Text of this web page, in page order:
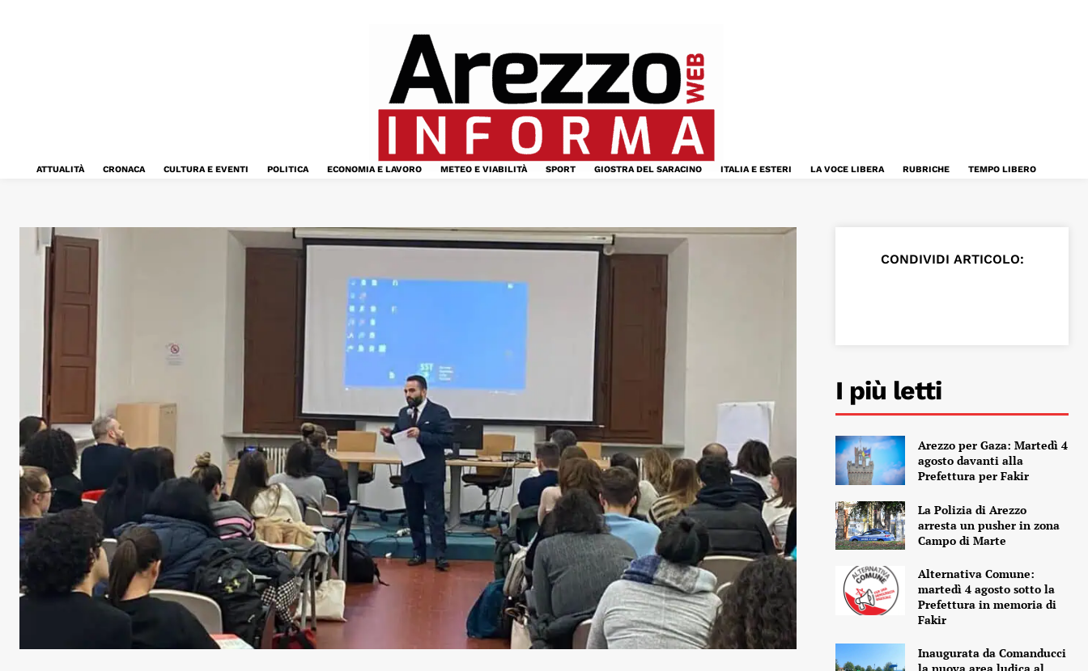
ATTUALITÀ CRONACA CULTURA E EVENTI POLITICA ECONOMIA E LAVORO METEO E VIABILITÀ SPORT GIOSTRA DEL SARACINO ITALIA E ESTERI LA VOCE LIBERA RUBRICHE TEMPO LIBERO
CONDIVIDI ARTICOLO:
I più letti
Arezzo per Gaza: Martedì 4
agosto davanti alla
Prefettura per Fakir
La Polizia di Arezzo
arresta un pusher in zona
Campo di Marte
Alternativa Comune:
martedì 4 agosto sotto la
Prefettura in memoria di
Fakir
Inaugurata da Comanducci